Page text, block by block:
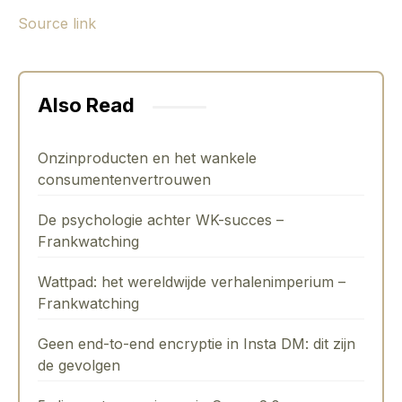
Source link
Also Read
Onzinproducten en het wankele
consumentenvertrouwen
De psychologie achter WK-succes –
Frankwatching
Wattpad: het wereldwijde verhalenimperium –
Frankwatching
Geen end-to-end encryptie in Insta DM: dit zijn
de gevolgen